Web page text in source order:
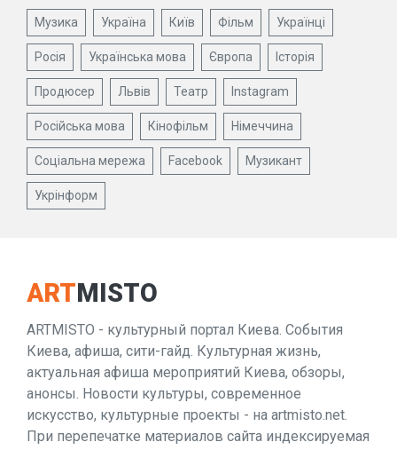
Музика Україна Київ Фільм Українці
Росія Українська мова Європа Історія
Продюсер Львів Театр Instagram
Російська мова Кінофільм Німеччина
Соціальна мережа Facebook Музикант
Укрінформ
ARTMISTO
ARTMISTO - культурный портал Киева. События
Киева, афиша, сити-гайд. Культурная жизнь,
актуальная афиша мероприятий Киева, обзоры,
анонсы. Новости культуры, современное
искусство, культурные проекты - на artmisto.net.
При перепечатке материалов сайта индексируемая